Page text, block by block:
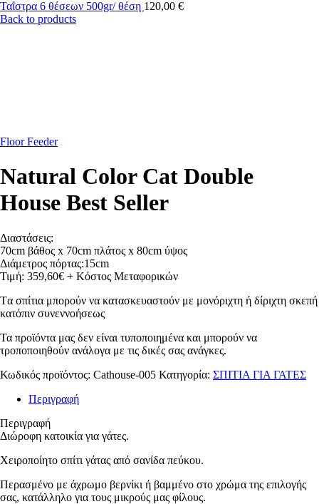
Ταΐστρα 6 θέσεων 500gr/ θέση 120,00 €
Back to products
Floor Feeder
Natural Color Cat Double
House Best Seller
Διαστάσεις:
70cm βάθος x 70cm πλάτος x 80cm ύψος
Διάμετρος πόρτας:15cm
Τιμή: 359,60€ + Κόστος Μεταφορικών
Tα σπίτια μπορούν να κατασκευαστούν με μονόριχτη ή δίριχτη σκεπή
κατόπιν συνεννοήσεως
Τα προϊόντα μας δεν είναι τυποποιημένα και μπορούν να
τροποποιηθούν ανάλογα με τις δικές σας ανάγκες.
Κωδικός προϊόντος: Cathouse-005 Κατηγορία: ΣΠΙΤΙΑ ΓΙΑ ΓΑΤΕΣ
Περιγραφή
Περιγραφή
Διώροφη κατοικία για γάτες.
Χειροποίητο σπίτι γάτας από σανίδα πεύκου.
Περασμένο με άχρωμο βερνίκι ή βαμμένο στο χρώμα της επιλογής
σας, κατάλληλο για τους μικρούς μας φίλους.